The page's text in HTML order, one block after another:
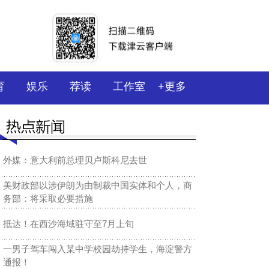
娱乐 荐读 工作室 +更多
外媒：意大利前总理贝卢斯科尼去世
美财政部以涉伊朗为由制裁中国实体和个人，商
务部：将采取必要措施
抵达！在西沙海域驻守至7月上旬
一男子驾车闯入某中学校园劫持学生，海淀警方
通报！